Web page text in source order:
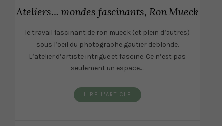
Ateliers… mondes fascinants, Ron Mueck
le travail fascinant de ron mueck (et plein d’autres)
sous l’oeil du photographe gautier deblonde.
L’atelier d’artiste intrigue et fascine. Ce n’est pas
seulement un espace.…
LIRE L'ARTICLE